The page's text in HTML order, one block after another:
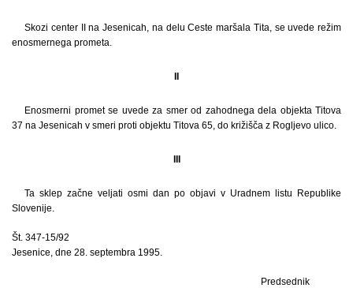
Skozi center II na Jesenicah, na delu Ceste maršala Tita, se uvede režim
enosmernega prometa.
II
Enosmerni promet se uvede za smer od zahodnega dela objekta Titova
37 na Jesenicah v smeri proti objektu Titova 65, do križišča z Rogljevo ulico.
III
Ta sklep začne veljati osmi dan po objavi v Uradnem listu Republike
Slovenije.
Št. 347-15/92
Jesenice, dne 28. septembra 1995.
Predsednik